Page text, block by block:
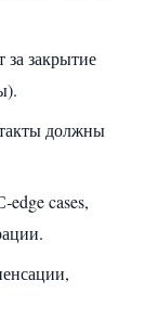
за закрытие
должны
cases,